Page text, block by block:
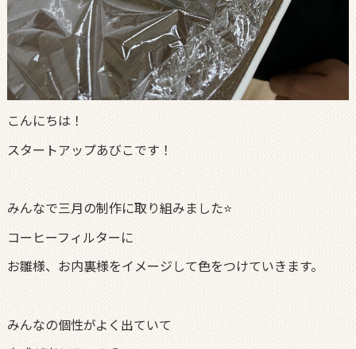
こんにちは！
スタートアップあびこです！
みんなで三月の制作に取り組みました⭐️
コーヒーフィルターに
お雛様、お内裏様をイメージして色をつけていきます。
みんなの個性がよく出ていて